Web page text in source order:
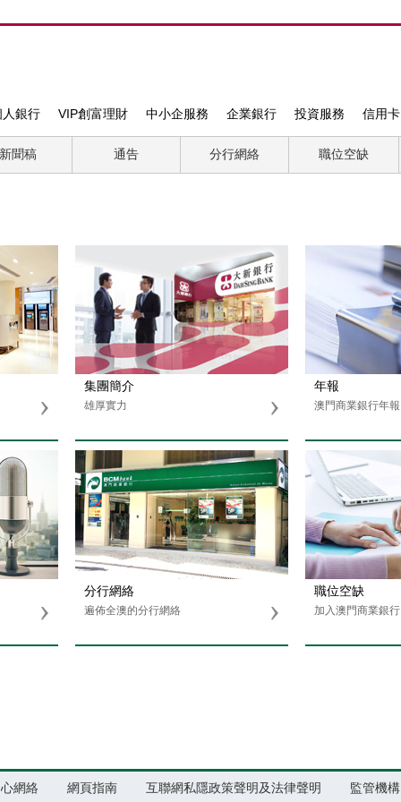
人銀行 VIP創富理財 中小企服務 企業銀行 投資服務 信用卡
新聞稿 通告 分行網絡 職位空缺
集團簡介
雄厚實力
年報
澳門商業銀行年報
分行網絡
遍佈全澳的分行網絡
職位空缺
加入澳門商業銀行
網絡 網頁指南 互聯網私隱政策聲明及法律聲明 監管機構